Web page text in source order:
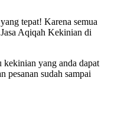
tepat! Karena semua
Aqiqah Kekinian di
kekinian yang anda dapat
pesanan sudah sampai